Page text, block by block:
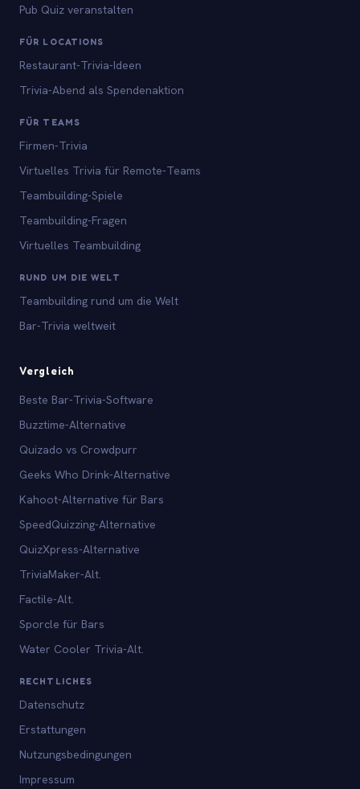
Pub Quiz veranstalten
FÜR LOCATIONS
Restaurant-Trivia-Ideen
Trivia-Abend als Spendenaktion
FÜR TEAMS
Firmen-Trivia
Virtuelles Trivia für Remote-Teams
Teambuilding-Spiele
Teambuilding-Fragen
Virtuelles Teambuilding
RUND UM DIE WELT
Teambuilding rund um die Welt
Bar-Trivia weltweit
Vergleich
Beste Bar-Trivia-Software
Buzztime-Alternative
Quizado vs Crowdpurr
Geeks Who Drink-Alternative
Kahoot-Alternative für Bars
SpeedQuizzing-Alternative
QuizXpress-Alternative
TriviaMaker-Alt.
Factile-Alt.
Sporcle für Bars
Water Cooler Trivia-Alt.
RECHTLICHES
Datenschutz
Erstattungen
Nutzungsbedingungen
Impressum